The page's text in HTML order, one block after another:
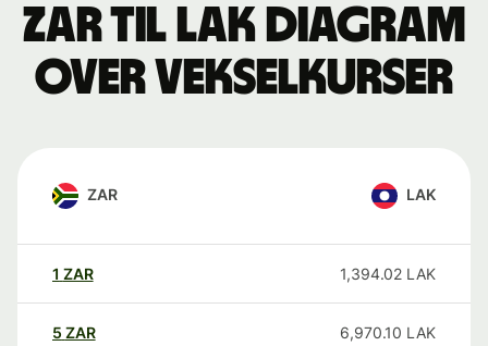
ZAR til LAK Diagram
over vekselkurser
ZAR LAK
1 ZAR 1,394.02 LAK
5 ZAR 6,970.10 LAK